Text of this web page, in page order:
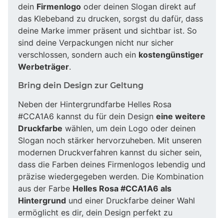
dein Firmenlogo oder deinen Slogan direkt auf
das Klebeband zu drucken, sorgst du dafür, dass
deine Marke immer präsent und sichtbar ist. So
sind deine Verpackungen nicht nur sicher
verschlossen, sondern auch ein kostengünstiger
Werbeträger.
Bring dein Design zur Geltung
Neben der Hintergrundfarbe Helles Rosa
#CCA1A6 kannst du für dein Design eine weitere
Druckfarbe wählen, um dein Logo oder deinen
Slogan noch stärker hervorzuheben. Mit unseren
modernen Druckverfahren kannst du sicher sein,
dass die Farben deines Firmenlogos lebendig und
präzise wiedergegeben werden. Die Kombination
aus der Farbe Helles Rosa #CCA1A6 als
Hintergrund und einer Druckfarbe deiner Wahl
ermöglicht es dir, dein Design perfekt zu